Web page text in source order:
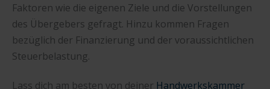
Faktoren wie die eigenen Ziele und die Vorstellungen
des Übergebers gefragt. Hinzu kommen Fragen
bezüglich der Finanzierung und der voraussichtlichen
Steuerbelastung.
Lass dich am besten von deiner Handwerkskammer